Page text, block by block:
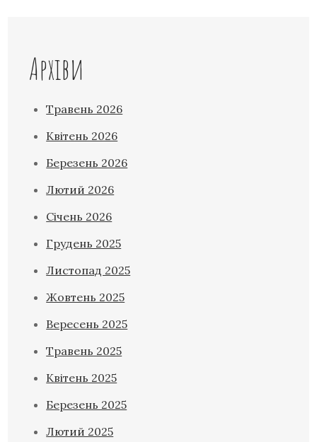
Архіви
Травень 2026
Квітень 2026
Березень 2026
Лютий 2026
Січень 2026
Грудень 2025
Листопад 2025
Жовтень 2025
Вересень 2025
Травень 2025
Квітень 2025
Березень 2025
Лютий 2025